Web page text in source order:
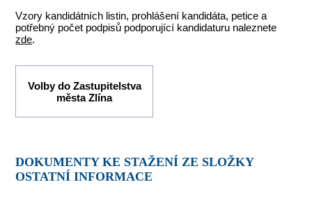
Vzory kandidátních listin, prohlášení kandidáta, petice a
potřebný počet podpisů podporující kandidaturu naleznete
zde.
Volby do Zastupitelstva
města Zlína
DOKUMENTY KE STAŽENÍ ZE SLOŽKY
OSTATNÍ INFORMACE